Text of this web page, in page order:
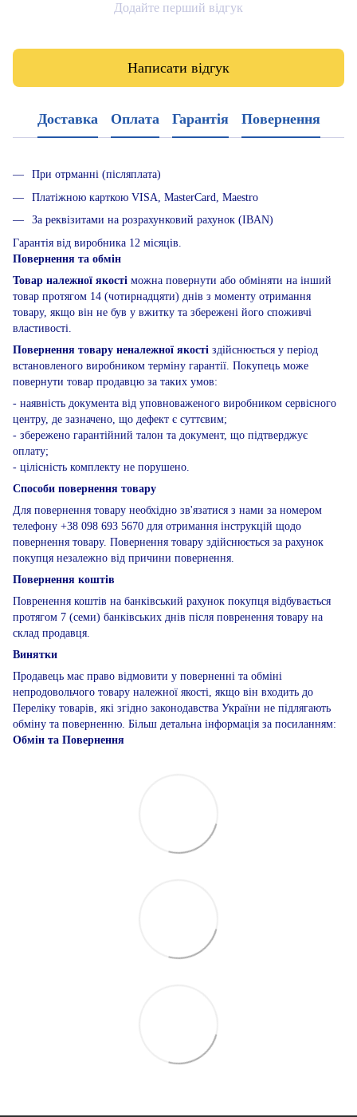
Додайте перший відгук
Написати відгук
Доставка Оплата Гарантія Повернення
При отрманні (післяплата)
Платіжною карткою VISA, MasterCard, Maestro
За реквізитами на розрахунковий рахунок (IBAN)
Гарантія від виробника 12 місяців.
Повернення та обмін
Товар належної якості можна повернути або обміняти на інший
товар протягом 14 (чотирнадцяти) днів з моменту отримання
товару, якщо він не був у вжитку та збережені його споживчі
властивості.
Повернення товару неналежної якості здійснюється у період
встановленого виробником терміну гарантії. Покупець може
повернути товар продавцю за таких умов:
- наявність документа від уповноваженого виробником сервісного
центру, де зазначено, що дефект є суттєвим;
- збережено гарантійний талон та документ, що підтверджує
оплату;
- цілісність комплекту не порушено.
Способи повернення товару
Для повернення товару необхідно зв'язатися з нами за номером
телефону +38 098 693 5670 для отримання інструкцій щодо
повернення товару. Повернення товару здійснюється за рахунок
покупця незалежно від причини повернення.
Повернення коштів
Повренення коштів на банківський рахунок покупця відбувається
протягом 7 (семи) банківських днів після повренення товару на
склад продавця.
Винятки
Продавець має право відмовити у поверненні та обміні
непродовольчого товару належної якості, якщо він входить до
Переліку товарів, які згідно законодавства України не підлягають
обміну та поверненню. Більш детальна інформація за посиланням:
Обмін та Повернення